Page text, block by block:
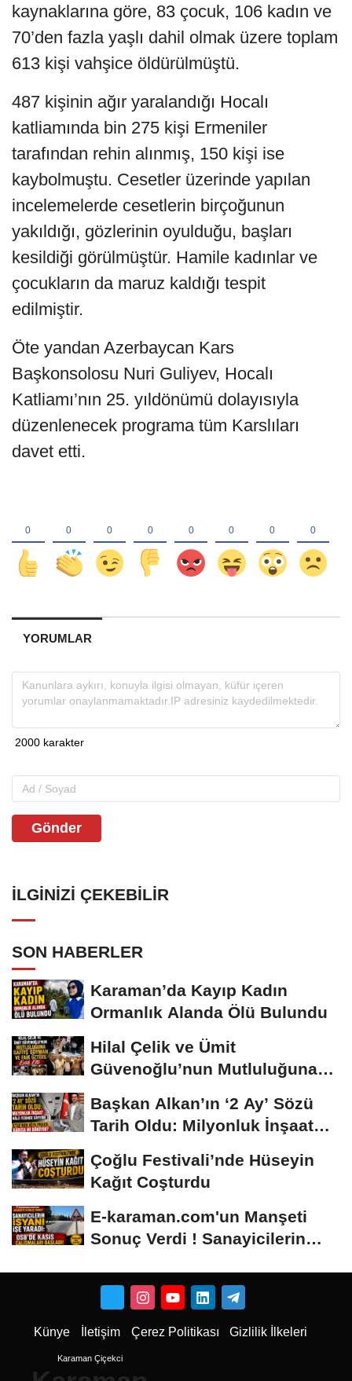
kaynaklarına göre, 83 çocuk, 106 kadın ve
70’den fazla yaşlı dahil olmak üzere toplam
613 kişi vahşice öldürülmüştü.
487 kişinin ağır yaralandığı Hocalı
katliamında bin 275 kişi Ermeniler
tarafından rehin alınmış, 150 kişi ise
kaybolmuştu. Cesetler üzerinde yapılan
incelemelerde cesetlerin birçoğunun
yakıldığı, gözlerinin oyulduğu, başları
kesildiği görülmüştür. Hamile kadınlar ve
çocukların da maruz kaldığı tespit
edilmiştir.
Öte yandan Azerbaycan Kars
Başkonsolosu Nuri Guliyev, Hocalı
Katliamı’nın 25. yıldönümü dolayısıyla
düzenlenecek programa tüm Karslıları
davet etti.
YORUMLAR
Gönder
İLGINIZI ÇEKEBILIR
SON HABERLER
Karaman’da Kayıp Kadın
Ormanlık Alanda Ölü Bulundu
Hilal Çelik ve Ümit
Güvenoğlu’nun Mutluluğuna
Başkan Alkan’ın ‘2 Ay’ Sözü
Tarih Oldu: Milyonluk İnşaat
Çoğlu Festivali’nde Hüseyin
Kağıt Coşturdu
E-karaman.com'un Manşeti
Sonuç Verdi ! Sanayicilerin
Künye İletişim Çerez Politikası Gizlilik İlkeleri
Karaman Çiçekci